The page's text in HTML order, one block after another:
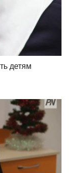
детям